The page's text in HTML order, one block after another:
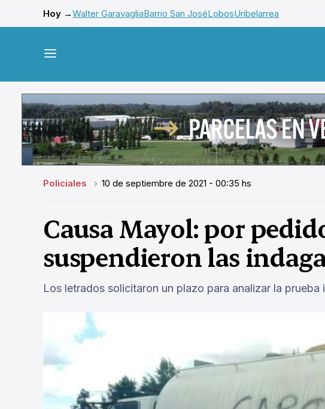
Hoy →Walter GaravagliaBarrio San JoséLobosUribelarrea
Policiales 10 de septiembre de 2021 - 00:35 hs
Causa Mayol: por
suspendieron las
Los letrados solicitaron un plazo para analizar la prueba